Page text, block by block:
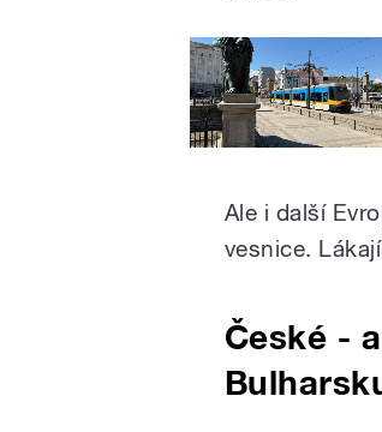
Ale i další
vesnice.
České -